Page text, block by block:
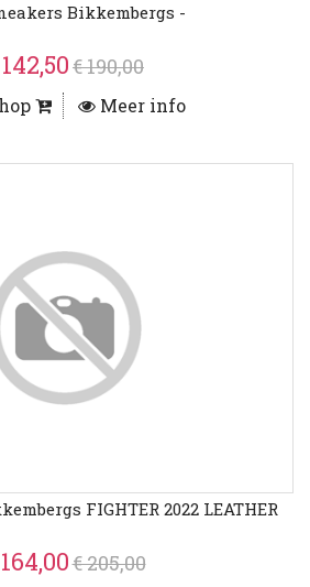
Bikkembergs -
€ 190,00
Meer info
FIGHTER 2022 LEATHER
€ 205,00